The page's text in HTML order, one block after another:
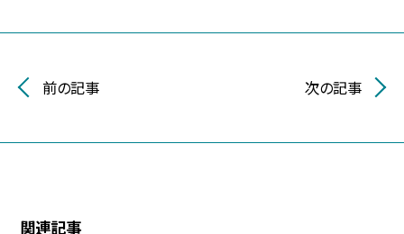
前の記事 次の記事
関連記事